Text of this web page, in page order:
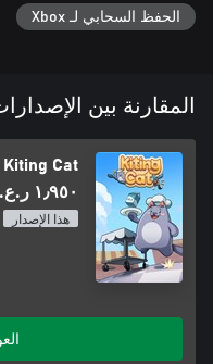
الحفظ السحابي لـ Xbox
المقارنة بين
Kiting Cat
١٫٩٥٠ ر.ع.‏
هذا الإصدار